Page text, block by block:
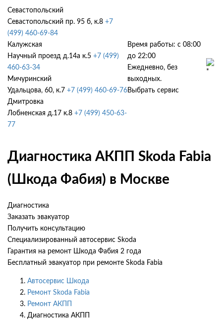
Севастопольский
Севастопольский пр. 95 б, к.8 +7
(499) 460-69-84
Калужская
Научный проезд д.14а к.5 +7 (499)
460-63-34
Мичуринский
Удальцова, 60, к.7 +7 (499) 460-69-76
Дмитровка
Лобненская д.17 к.8 +7 (499) 450-63-
77
Время работы: с 08:00
до 22:00
Ежедневно, без
выходных.
Выбрать сервис
Диагностика АКПП Skoda Fabia
(Шкода Фабия) в Москве
Диагностика
Заказать эвакуатор
Получить консультацию
Специализированный автосервис Skoda
Гарантия на ремонт Шкода Фабия 2 года
Бесплатный эвакуатор при ремонте Skoda Fabia
Автосервис Шкода
Ремонт Skoda Fabia
Ремонт АКПП
Диагностика АКПП